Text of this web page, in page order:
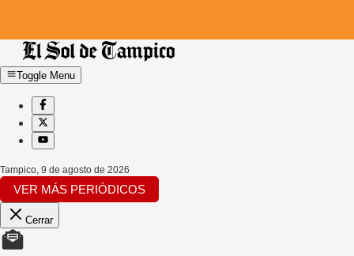
Toggle Menu
Tampico, 9 de agosto de 2026
VER MÁS PERIÓDICOS
Cerrar